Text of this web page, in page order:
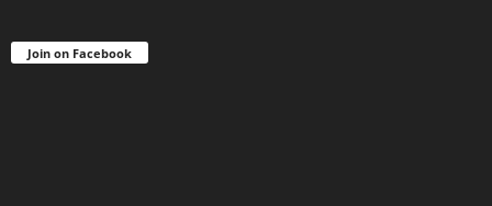
Join on Facebook